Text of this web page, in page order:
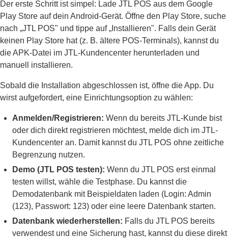
Der erste Schritt ist simpel: Lade JTL POS aus dem Google
Play Store auf dein Android-Gerät. Öffne den Play Store, suche
nach „JTL POS" und tippe auf „Installieren". Falls dein Gerät
keinen Play Store hat (z. B. ältere POS-Terminals), kannst du
die APK-Datei im JTL-Kundencenter herunterladen und
manuell installieren.
Sobald die Installation abgeschlossen ist, öffne die App. Du
wirst aufgefordert, eine Einrichtungsoption zu wählen:
Anmelden/Registrieren: Wenn du bereits JTL-Kunde bist
oder dich direkt registrieren möchtest, melde dich im JTL-
Kundencenter an. Damit kannst du JTL POS ohne zeitliche
Begrenzung nutzen.
Demo (JTL POS testen): Wenn du JTL POS erst einmal
testen willst, wähle die Testphase. Du kannst die
Demodatenbank mit Beispieldaten laden (Login: Admin
(123), Passwort: 123) oder eine leere Datenbank starten.
Datenbank wiederherstellen: Falls du JTL POS bereits
verwendest und eine Sicherung hast, kannst du diese direkt